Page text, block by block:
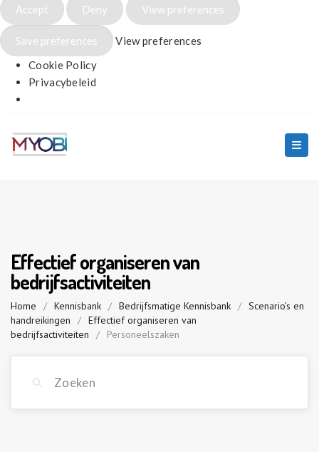
Accept Deny View preferences
Save preferences
View preferences
Cookie Policy
Privacybeleid
Effectief organiseren van
bedrijfsactiviteiten
Home / Kennisbank / Bedrijfsmatige Kennisbank / Scenario’s en
handreikingen
/ Effectief organiseren van
bedrijfsactiviteiten
/ Personeelszaken